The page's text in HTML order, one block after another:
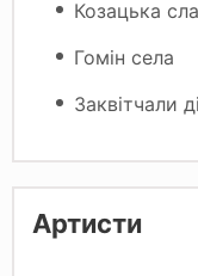
Козацька
Гомін села
Заквітчали
Артисти